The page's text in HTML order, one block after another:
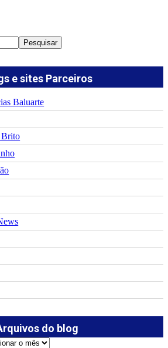
Pesquisar
e sites Parceiros
Baluarte
Brito
do blog